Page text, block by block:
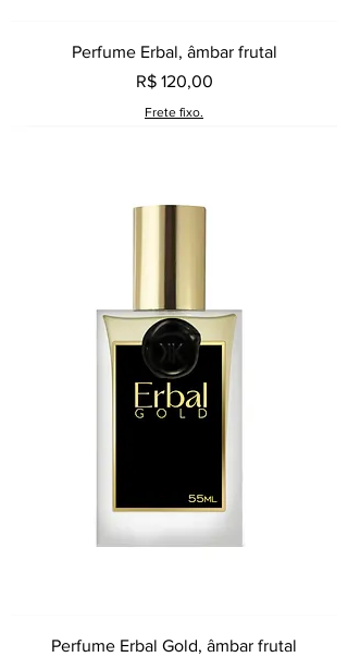
Perfume Erbal, âmbar frutal
Preço
R$ 120,00
Frete fixo.
Perfume Erbal Gold, âmbar frutal